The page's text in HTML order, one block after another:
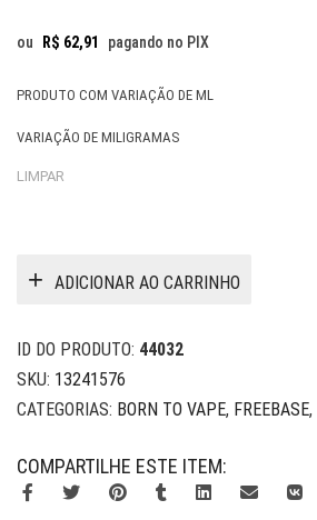
ou R$ 62,91 pagando no PIX
PRODUTO COM VARIAÇÃO DE ML
VARIAÇÃO DE MILIGRAMAS
LIMPAR
ADICIONAR AO CARRINHO
ID DO PRODUTO: 44032
SKU: 13241576
CATEGORIAS: BORN TO VAPE, FREEBASE,
COMPARTILHE ESTE ITEM: